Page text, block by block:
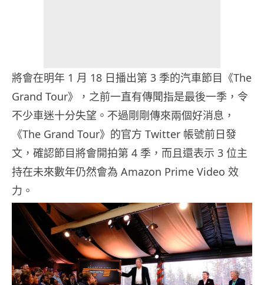
將會在明年 1 月 18 日播出第 3 季的汽車節目《The
Grand Tour》，之前一直有傳聞指是最後一季，令
不少車迷十分失望。不過剛剛傳來兩個好消息，
《The Grand Tour》的官方 Twitter 帳號前日發
文，確認節目將會開拍第 4 季，而且還表示 3 位主
持在未來數年仍然會為 Amazon Prime Video 效
力。